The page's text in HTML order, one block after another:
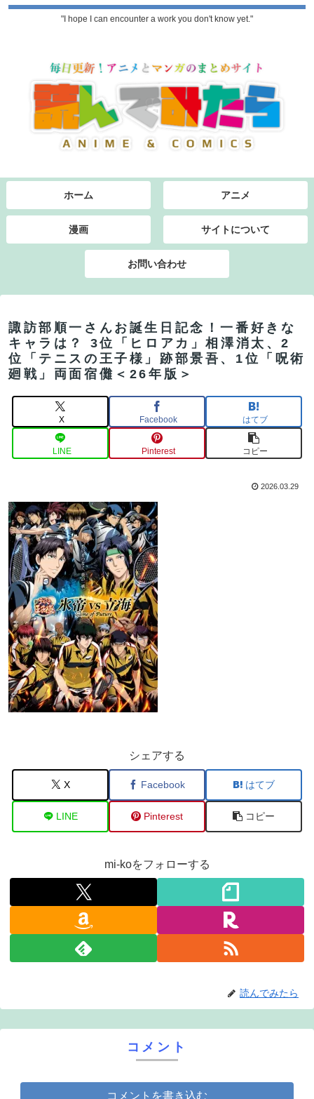
"I hope I can encounter a work you don't know yet."
ホーム アニメ
漫画 サイトについて
お問い合わせ
諏訪部順一さんお誕生日記念！一番好きな
キャラは？ 3位「ヒロアカ」相澤消太、2
位「テニスの王子様」跡部景吾、1位「呪術
廻戦」両面宿儺＜26年版＞
X Facebook はてブ
LINE Pinterest コピー
2026.03.29
シェアする
X Facebook はてブ
LINE Pinterest コピー
mi-koをフォローする
読んでみたら
コメント
コメントを書き込む